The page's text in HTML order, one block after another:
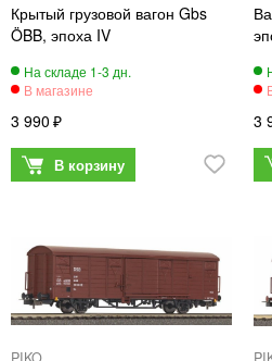
Крытый грузовой вагон Gbs
ÖBB, эпоха IV
3 990 3